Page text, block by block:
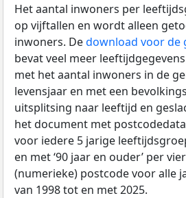
Het aantal inwoners per
op vijftallen en wordt alleen
inwoners. Dedownload voor de
bevat veel meer
met het aantal inwoners in de
levensjaar en met een
uitsplitsing naar leeftijd en
het document met
voor iedere 5 jarige
en met ‘90 jaar en ouder’ per
(numerieke) postcode voor alle
van 1998 tot en met 2025.